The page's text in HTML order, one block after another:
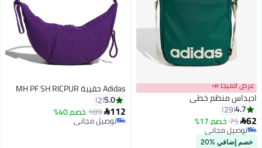
عرض الميجا 📣
اديداس منظم خطي
4.7
29
62
75 خصم 17%
توصيل مجاني
توصيل مجاني
خصم إضافي %20
Adidas حقيبة MH PF SH RICPUR
5.0
2
112
189 خصم 40%
توصيل مجاني
توصيل مجاني